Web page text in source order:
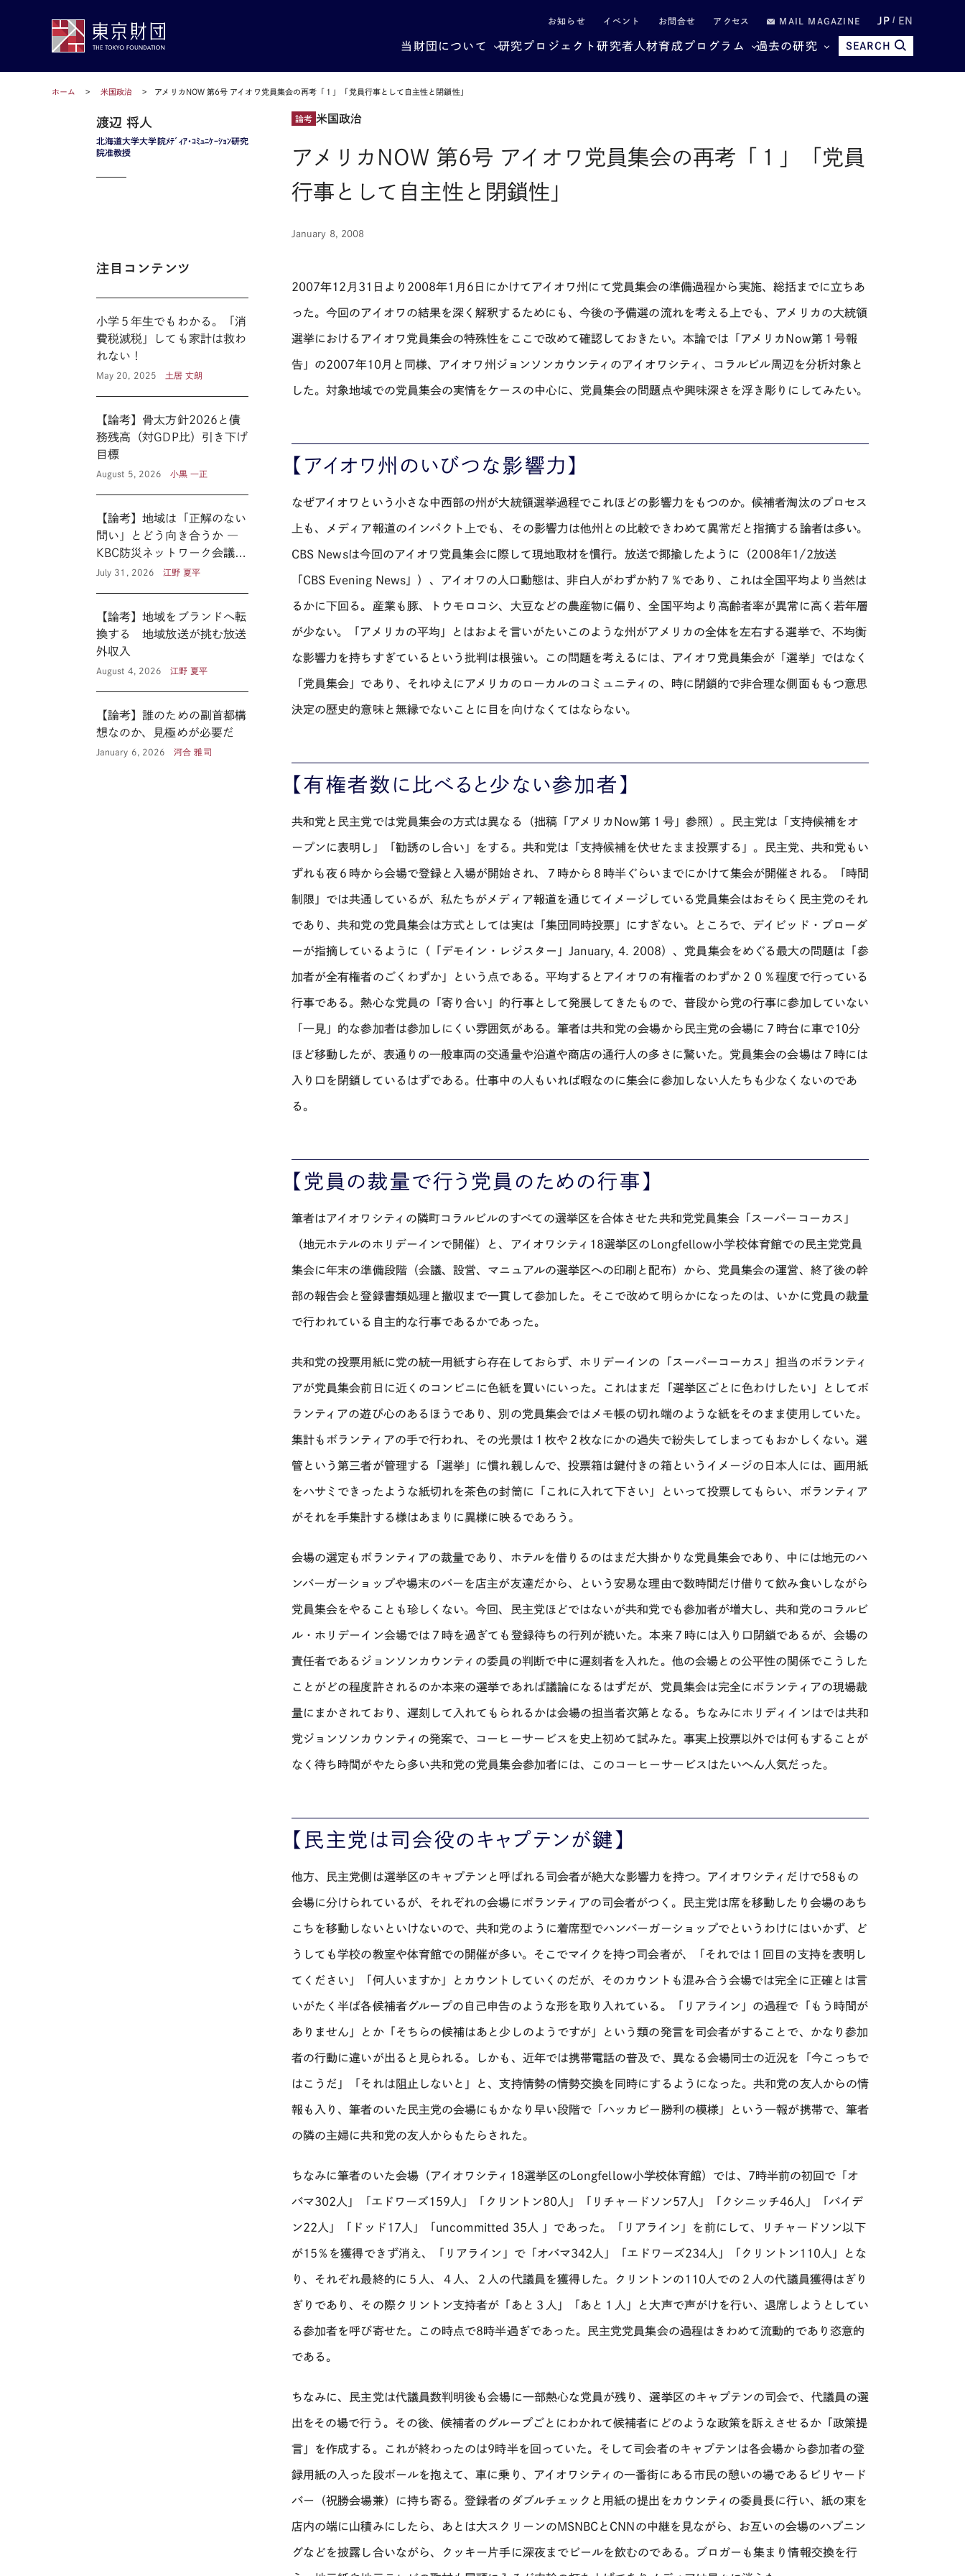
お知らせ イベント お問合せ アクセス MAIL MAGAZINE JP EN
当財団について 研究プロジェクト研究者 人材育成プログラム 過去の研究 SEARCH
ホーム 米国政治 アメリカNOW 第6号 アイオワ党員集会の再考「１」「党員行事として自主性と閉鎖性」
論考 米国政治
アメリカNOW 第6号 アイオワ党員集会の再考「１」「党員
行事として自主性と閉鎖性」
January 8, 2008
2007年12月31日より2008年1月6日にかけてアイオワ州にて党員集会の準備過程から実施、総括までに立ちあ
った。今回のアイオワの結果を深く解釈するためにも、今後の予備選の流れを考える上でも、アメリカの大統領
選挙におけるアイオワ党員集会の特殊性をここで改めて確認しておきたい。本論では「アメリカNow第１号報
告」の2007年10月と同様、アイオワ州ジョンソンカウンティのアイオワシティ、コラルビル周辺を分析対象と
した。対象地域での党員集会の実情をケースの中心に、党員集会の問題点や興味深さを浮き彫りにしてみたい。
【アイオワ州のいびつな影響力】
なぜアイオワという小さな中西部の州が大統領選挙過程でこれほどの影響力をもつのか。候補者淘汰のプロセス
上も、メディア報道のインパクト上でも、その影響力は他州との比較できわめて異常だと指摘する論者は多い。
CBS Newsは今回のアイオワ党員集会に際して現地取材を慣行。放送で揶揄したように（2008年1/2放送
「CBS Evening News」）、アイオワの人口動態は、非白人がわずか約７％であり、これは全国平均より当然は
るかに下回る。産業も豚、トウモロコシ、大豆などの農産物に偏り、全国平均より高齢者率が異常に高く若年層
が少ない。「アメリカの平均」とはおよそ言いがたいこのような州がアメリカの全体を左右する選挙で、不均衡
な影響力を持ちすぎているという批判は根強い。この問題を考えるには、アイオワ党員集会が「選挙」ではなく
「党員集会」であり、それゆえにアメリカのローカルのコミュニティの、時に閉鎖的で非合理な側面ももつ意思
決定の歴史的意味と無縁でないことに目を向けなくてはならない。
【有権者数に比べると少ない参加者】
共和党と民主党では党員集会の方式は異なる（拙稿「アメリカNow第１号」参照）。民主党は「支持候補をオ
ープンに表明し」「勧誘のし合い」をする。共和党は「支持候補を伏せたまま投票する」。民主党、共和党もい
ずれも夜６時から会場で登録と入場が開始され、７時から８時半ぐらいまでにかけて集会が開催される。「時間
制限」では共通しているが、私たちがメディア報道を通じてイメージしている党員集会はおそらく民主党のそれ
であり、共和党の党員集会は方式としては実は「集団同時投票」にすぎない。ところで、デイビッド・ブローダ
ーが指摘しているように（「デモイン・レジスター」January, 4. 2008）、党員集会をめぐる最大の問題は「参
加者が全有権者のごくわずか」という点である。平均するとアイオワの有権者のわずか２０％程度で行っている
行事である。熱心な党員の「寄り合い」的行事として発展してきたもので、普段から党の行事に参加していない
「一見」的な参加者は参加しにくい雰囲気がある。筆者は共和党の会場から民主党の会場に７時台に車で10分
ほど移動したが、表通りの一般車両の交通量や沿道や商店の通行人の多さに驚いた。党員集会の会場は７時には
入り口を閉鎖しているはずである。仕事中の人もいれば暇なのに集会に参加しない人たちも少なくないのであ
る。
【党員の裁量で行う党員のための行事】
筆者はアイオワシティの隣町コラルビルのすべての選挙区を合体させた共和党党員集会「スーパーコーカス」
（地元ホテルのホリデーインで開催）と、アイオワシティ18選挙区のLongfellow小学校体育館での民主党党員
集会に年末の準備段階（会議、設営、マニュアルの選挙区への印刷と配布）から、党員集会の運営、終了後の幹
部の報告会と登録書類処理と撤収まで一貫して参加した。そこで改めて明らかになったのは、いかに党員の裁量
で行われている自主的な行事であるかであった。
共和党の投票用紙に党の統一用紙すら存在しておらず、ホリデーインの「スーパーコーカス」担当のボランティ
アが党員集会前日に近くのコンビニに色紙を買いにいった。これはまだ「選挙区ごとに色わけしたい」としてボ
ランティアの遊び心のあるほうであり、別の党員集会ではメモ帳の切れ端のような紙をそのまま使用していた。
集計もボランティアの手で行われ、その光景は１枚や２枚なにかの過失で紛失してしまってもおかしくない。選
管という第三者が管理する「選挙」に慣れ親しんで、投票箱は鍵付きの箱というイメージの日本人には、画用紙
をハサミできったような紙切れを茶色の封筒に「これに入れて下さい」といって投票してもらい、ボランティア
がそれを手集計する様はあまりに異様に映るであろう。
会場の選定もボランティアの裁量であり、ホテルを借りるのはまだ大掛かりな党員集会であり、中には地元のハ
ンバーガーショップや場末のバーを店主が友達だから、という安易な理由で数時間だけ借りて飲み食いしながら
党員集会をやることも珍しくない。今回、民主党ほどではないが共和党でも参加者が増大し、共和党のコラルビ
ル・ホリデーイン会場では７時を過ぎても登録待ちの行列が続いた。本来７時には入り口閉鎖であるが、会場の
責任者であるジョンソンカウンティの委員の判断で中に遅刻者を入れた。他の会場との公平性の関係でこうした
ことがどの程度許されるのか本来の選挙であれば議論になるはずだが、党員集会は完全にボランティアの現場裁
量にまかされており、遅刻して入れてもられるかは会場の担当者次第となる。ちなみにホリディインはでは共和
党ジョンソンカウンティの発案で、コーヒーサービスを史上初めて試みた。事実上投票以外では何もすることが
なく待ち時間がやたら多い共和党の党員集会参加者には、このコーヒーサービスはたいへん人気だった。
【民主党は司会役のキャプテンが鍵】
他方、民主党側は選挙区のキャプテンと呼ばれる司会者が絶大な影響力を持つ。アイオワシティだけで58もの
会場に分けられているが、それぞれの会場にボランティアの司会者がつく。民主党は席を移動したり会場のあち
こちを移動しないといけないので、共和党のように着席型でハンバーガーショップでというわけにはいかず、ど
うしても学校の教室や体育館での開催が多い。そこでマイクを持つ司会者が、「それでは１回目の支持を表明し
てください」「何人いますか」とカウントしていくのだが、そのカウントも混み合う会場では完全に正確とは言
いがたく半ば各候補者グループの自己申告のような形を取り入れている。「リアライン」の過程で「もう時間が
ありません」とか「そちらの候補はあと少しのようですが」という類の発言を司会者がすることで、かなり参加
者の行動に違いが出ると見られる。しかも、近年では携帯電話の普及で、異なる会場同士の近況を「今こっちで
はこうだ」「それは阻止しないと」と、支持情勢の情勢交換を同時にするようになった。共和党の友人からの情
報も入り、筆者のいた民主党の会場にもかなり早い段階で「ハッカビー勝利の模様」という一報が携帯で、筆者
の隣の主婦に共和党の友人からもたらされた。
ちなみに筆者のいた会場（アイオワシティ18選挙区のLongfellow小学校体育館）では、7時半前の初回で「オ
バマ302人」「エドワーズ159人」「クリントン80人」「リチャードソン57人」「クシニッチ46人」「バイデ
ン22人」「ドッド17人」「uncommitted 35人 」であった。「リアライン」を前にして、リチャードソン以下
が15％を獲得できず消え、「リアライン」で「オバマ342人」「エドワーズ234人」「クリントン110人」とな
り、それぞれ最終的に５人、４人、２人の代議員を獲得した。クリントンの110人での２人の代議員獲得はぎり
ぎりであり、その際クリントン支持者が「あと３人」「あと１人」と大声で声がけを行い、退席しようとしてい
る参加者を呼び寄せた。この時点で8時半過ぎであった。民主党党員集会の過程はきわめて流動的であり恣意的
である。
ちなみに、民主党は代議員数判明後も会場に一部熱心な党員が残り、選挙区のキャプテンの司会で、代議員の選
出をその場で行う。その後、候補者のグループごとにわかれて候補者にどのような政策を訴えさせるか「政策提
言」を作成する。これが終わったのは9時半を回っていた。そして司会者のキャプテンは各会場から参加者の登
録用紙の入った段ボールを抱えて、車に乗り、アイオワシティの一番街にある市民の憩いの場であるビリヤード
バー（祝勝会場兼）に持ち寄る。登録者のダブルチェックと用紙の提出をカウンティの委員長に行い、紙の束を
店内の端に山積みにしたら、あとは大スクリーンのMSNBCとCNNの中継を見ながら、お互いの会場のハプニン
グなどを披露し合いながら、クッキー片手に深夜までビールを飲むのである。ブロガーも集まり情報交換を行
北海道大学大学院ﾒﾃﾞｨｱ･ｺﾐｭﾆｹｰｼｮﾝ研究
院准教授
渡辺 将人
注目コンテンツ
小学５年生でもわかる。「消
費税減税」しても家計は救わ
れない！
May 20, 2025 土居 丈朗
【論考】骨太方針2026と債
務残高（対GDP比）引き下げ
目標
August 5, 2026 小黒 一正
【論考】地域は「正解のない
問い」とどう向き合うか ―
KBC防災ネットワーク会議に
見る新たな公共性 ―
July 31, 2026 江野 夏平
【論考】地域をブランドへ転
換する 地域放送が挑む放送
外収入
August 4, 2026 江野 夏平
【論考】誰のための副首都構
想なのか、見極めが必要だ
January 6, 2026 河合 雅司